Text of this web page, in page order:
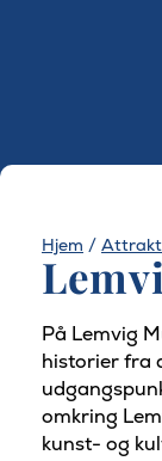
Hjem /
På Lemvig
historier fra
omkring
kunst- og